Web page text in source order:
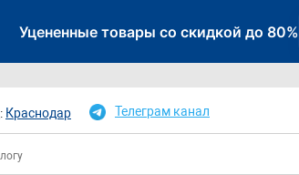
Уцененные товары со скидкой до 80%
Краснодар Телеграм канал